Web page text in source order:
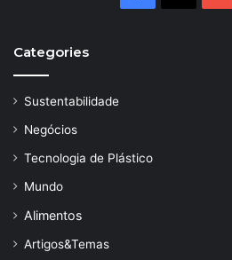
Categories
Sustentabilidade
Negócios
Tecnologia de Plástico
Mundo
Alimentos
Artigos&Temas